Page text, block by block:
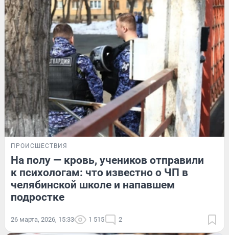
ПРОИСШЕСТВИЯ
На полу — кровь, учеников отправили
к психологам: что известно о ЧП в
челябинской школе и напавшем
подростке
26 марта, 2026, 15:33 1 515 2